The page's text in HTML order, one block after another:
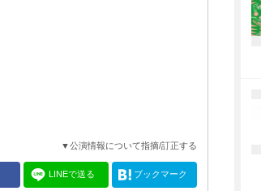
▼公演情報について指摘/訂正する
LINEで送る ブックマーク